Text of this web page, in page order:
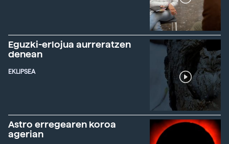
Eguzki-erlojua aurreratzen
denean
EKLIPSEA
Astro erregearen koroa
agerian